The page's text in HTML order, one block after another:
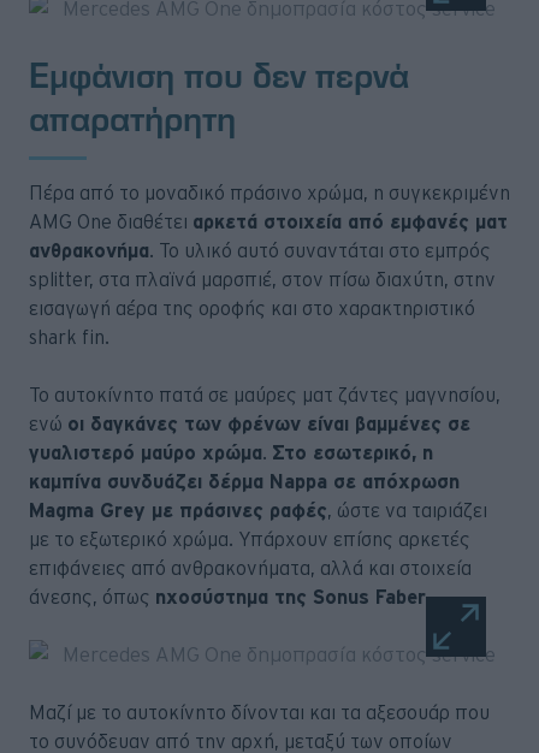
Εμφάνιση που δεν περνά
απαρατήρητη
Πέρα από το μοναδικό πράσινο χρώμα, η συγκεκριμένη
AMG One διαθέτει αρκετά στοιχεία από εμφανές ματ
ανθρακονήμα. Το υλικό αυτό συναντάται στο εμπρός
splitter, στα πλαϊνά μαρσπιέ, στον πίσω διαχύτη, στην
εισαγωγή αέρα της οροφής και στο χαρακτηριστικό
shark fin.
Το αυτοκίνητο πατά σε μαύρες ματ ζάντες μαγνησίου,
ενώ οι δαγκάνες των φρένων είναι βαμμένες σε
γυαλιστερό μαύρο χρώμα. Στο εσωτερικό, η
καμπίνα συνδυάζει δέρμα Nappa σε απόχρωση
Magma Grey με πράσινες ραφές, ώστε να ταιριάζει
με το εξωτερικό χρώμα. Υπάρχουν επίσης αρκετές
επιφάνειες από ανθρακονήματα, αλλά και στοιχεία
άνεσης, όπως ηχοσύστημα της Sonus Faber.
Μαζί με το αυτοκίνητο δίνονται και τα αξεσουάρ που
το συνόδευαν από την αρχή, μεταξύ των οποίων